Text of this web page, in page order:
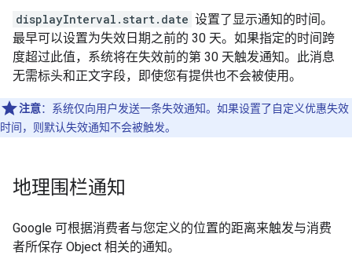
displayInterval.start.date 设置了显示通知的时间。
最早可以设置为失效日期之前的 30 天。如果指定的时间跨
度超过此值，系统将在失效前的第 30 天触发通知。此消息
无需标头和正文字段，即使您有提供也不会被使用。
注意：系统仅向用户发送一条失效通知。如果设置了自定义优惠失效
时间，则默认失效通知不会被触发。
地理围栏通知
Google 可根据消费者与您定义的位置的距离来触发与消费
者所保存 Object 相关的通知。